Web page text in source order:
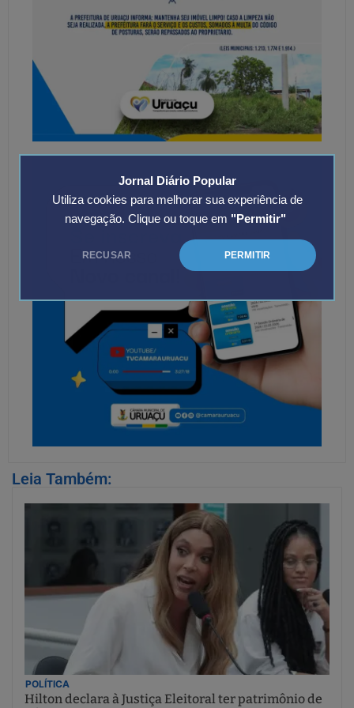
Jornal Diário Popular
Utiliza cookies para melhorar sua experiência de
navegação. Clique ou toque em "Permitir"
RECUSAR PERMITIR
Leia Também:
POLÍTICA
Hilton declara à Justiça Eleitoral ter patrimônio de